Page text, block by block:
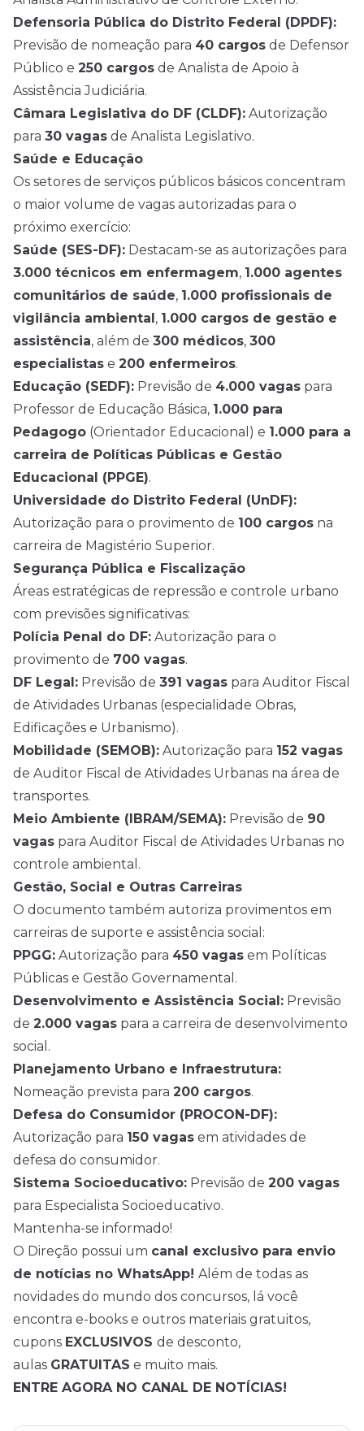
Defensoria Pública do Distrito Federal (DPDF):
Previsão de nomeação para 40 cargos de Defensor
Público e 250 cargos de Analista de Apoio à
Assistência Judiciária.
Câmara Legislativa do DF (CLDF): Autorização
para 30 vagas de Analista Legislativo.
Saúde e Educação
Os setores de serviços públicos básicos concentram
o maior volume de vagas autorizadas para o
próximo exercício:
Saúde (SES-DF): Destacam-se as autorizações para
3.000 técnicos em enfermagem, 1.000 agentes
comunitários de saúde, 1.000 profissionais de
vigilância ambiental , 1.000 cargos de gestão e
assistência, além de 300 médicos, 300
especialistas e 200 enfermeiros.
Educação (SEDF): Previsão de 4.000 vagas para
Professor de Educação Básica, 1.000 para
Pedagogo (Orientador Educacional) e 1.000 para a
carreira de Políticas Públicas e Gestão
Educacional (PPGE).
Universidade do Distrito Federal (UnDF):
Autorização para o provimento de 100 cargos na
carreira de Magistério Superior.
Segurança Pública e Fiscalização
Áreas estratégicas de repressão e controle urbano
com previsões significativas:
Polícia Penal do DF: Autorização para o
provimento de 700 vagas.
DF Legal: Previsão de 391 vagas para Auditor Fiscal
de Atividades Urbanas (especialidade Obras,
Edificações e Urbanismo).
Mobilidade (SEMOB): Autorização para 152 vagas
de Auditor Fiscal de Atividades Urbanas na área de
transportes.
Meio Ambiente (IBRAM/SEMA): Previsão de 90
vagas para Auditor Fiscal de Atividades Urbanas no
controle ambiental.
Gestão, Social e Outras Carreiras
O documento também autoriza provimentos em
carreiras de suporte e assistência social:
PPGG: Autorização para 450 vagas em Políticas
Públicas e Gestão Governamental.
Desenvolvimento e Assistência Social: Previsão
de 2.000 vagas para a carreira de desenvolvimento
social.
Planejamento Urbano e Infraestrutura:
Nomeação prevista para 200 cargos.
Defesa do Consumidor (PROCON-DF):
Autorização para 150 vagas em atividades de
defesa do consumidor.
Sistema Socioeducativo: Previsão de 200 vagas
para Especialista Socioeducativo.
Mantenha-se informado!
O Direção possui um canal exclusivo para envio
de notícias no WhatsApp! Além de todas as
novidades do mundo dos concursos, lá você
encontra e-books e outros materiais gratuitos,
cupons EXCLUSIVOS de desconto,
aulas GRATUITAS e muito mais.
ENTRE AGORA NO CANAL DE NOTÍCIAS!